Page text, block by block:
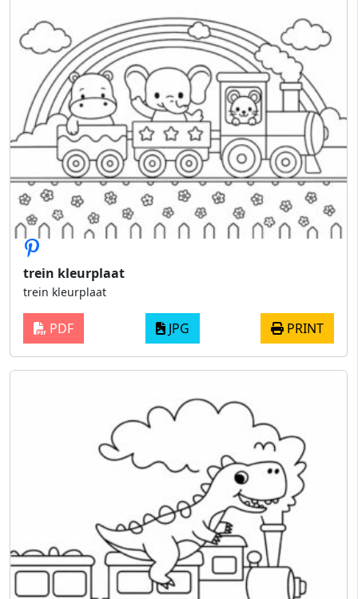
trein kleurplaat
trein kleurplaat
PDF JPG PRINT